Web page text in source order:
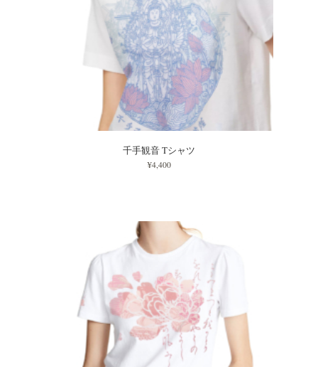
千手観音 Tシャツ
¥4,400